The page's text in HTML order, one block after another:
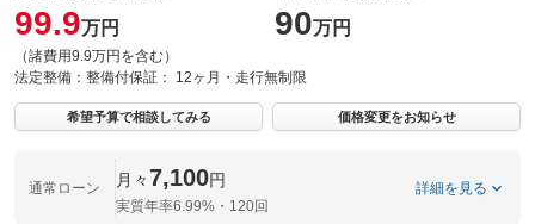
99.9万円
（諸費用9.9万円を含む）
90万円
法定整備： 整備付保証： 12ヶ月・走行無制限
希望予算で相談してみる 価格変更をお知らせ
通常ローン 月々7,100円
実質年率6.99%・120回
詳細を見る